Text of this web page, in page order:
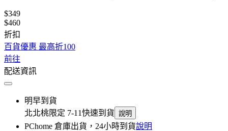
$349
$460
折扣
百貨優惠 最高折100
前往
配送資訊
明早到貨
北北桃限定 7-11快速到貨 說明
PChome 倉庫出貨，24小時到貨說明